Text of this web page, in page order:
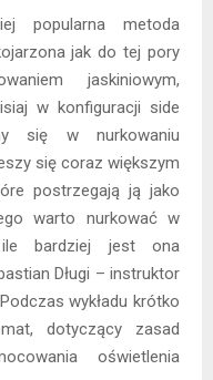
popularna metoda
jak do tej pory
jaskiniowym,
w konfiguracji side
się w nurkowaniu
się coraz większym
postrzegają ją jako
warto nurkować w
bardziej jest ona
Długi – instruktor
wykładu krótko
dotyczący zasad
oświetlenia